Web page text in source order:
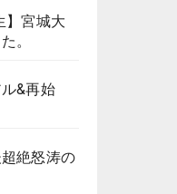
】宮城大
。
&再始
絶怒涛の